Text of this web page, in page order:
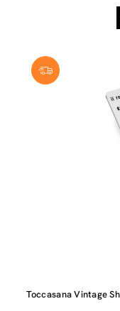
Toccasana Vintage